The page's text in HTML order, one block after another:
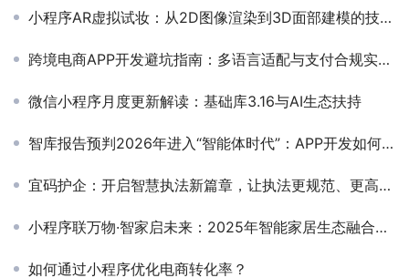
小程序AR虚拟试妆：从2D图像渲染到3D面部建模的技术演进
跨境电商APP开发避坑指南：多语言适配与支付合规实战手册
微信小程序月度更新解读：基础库3.16与AI生态扶持
智库报告预判2026年进入“智能体时代”：APP开发如何从“功能堆砌”转向“智能行动”
宜码护企：开启智慧执法新篇章，让执法更规范、更高效、更智能！
小程序联万物·智家启未来：2025年智能家居生态融合革命
如何通过小程序优化电商转化率？